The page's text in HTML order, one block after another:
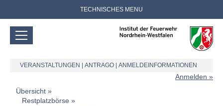
TECHNISCHES MENU
VERANSTALTUNGEN ANTRAGO ANMELDEINFORMATIONEN
Anmelden
Übersicht
Restplatzbörse